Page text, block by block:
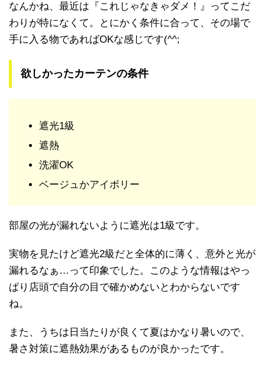
なんかね、最近は『これじゃなきゃダメ！』ってこだ
わりが特になくて。とにかく条件に合って、その場で
手に入る物であればOKな感じです(^^;
欲しかったカーテンの条件
遮光1級
遮熱
洗濯OK
ベージュかアイボリー
部屋の光が漏れないように遮光は1級です。
実物を見たけど遮光2級だと全体的に薄く、意外と光が
漏れるなぁ…って印象でした。このような情報はやっ
ぱり店頭で自分の目で確かめないとわからないです
ね。
また、うちは日当たりが良くて夏はかなり暑いので、
暑さ対策に遮熱効果があるものが良かったです。